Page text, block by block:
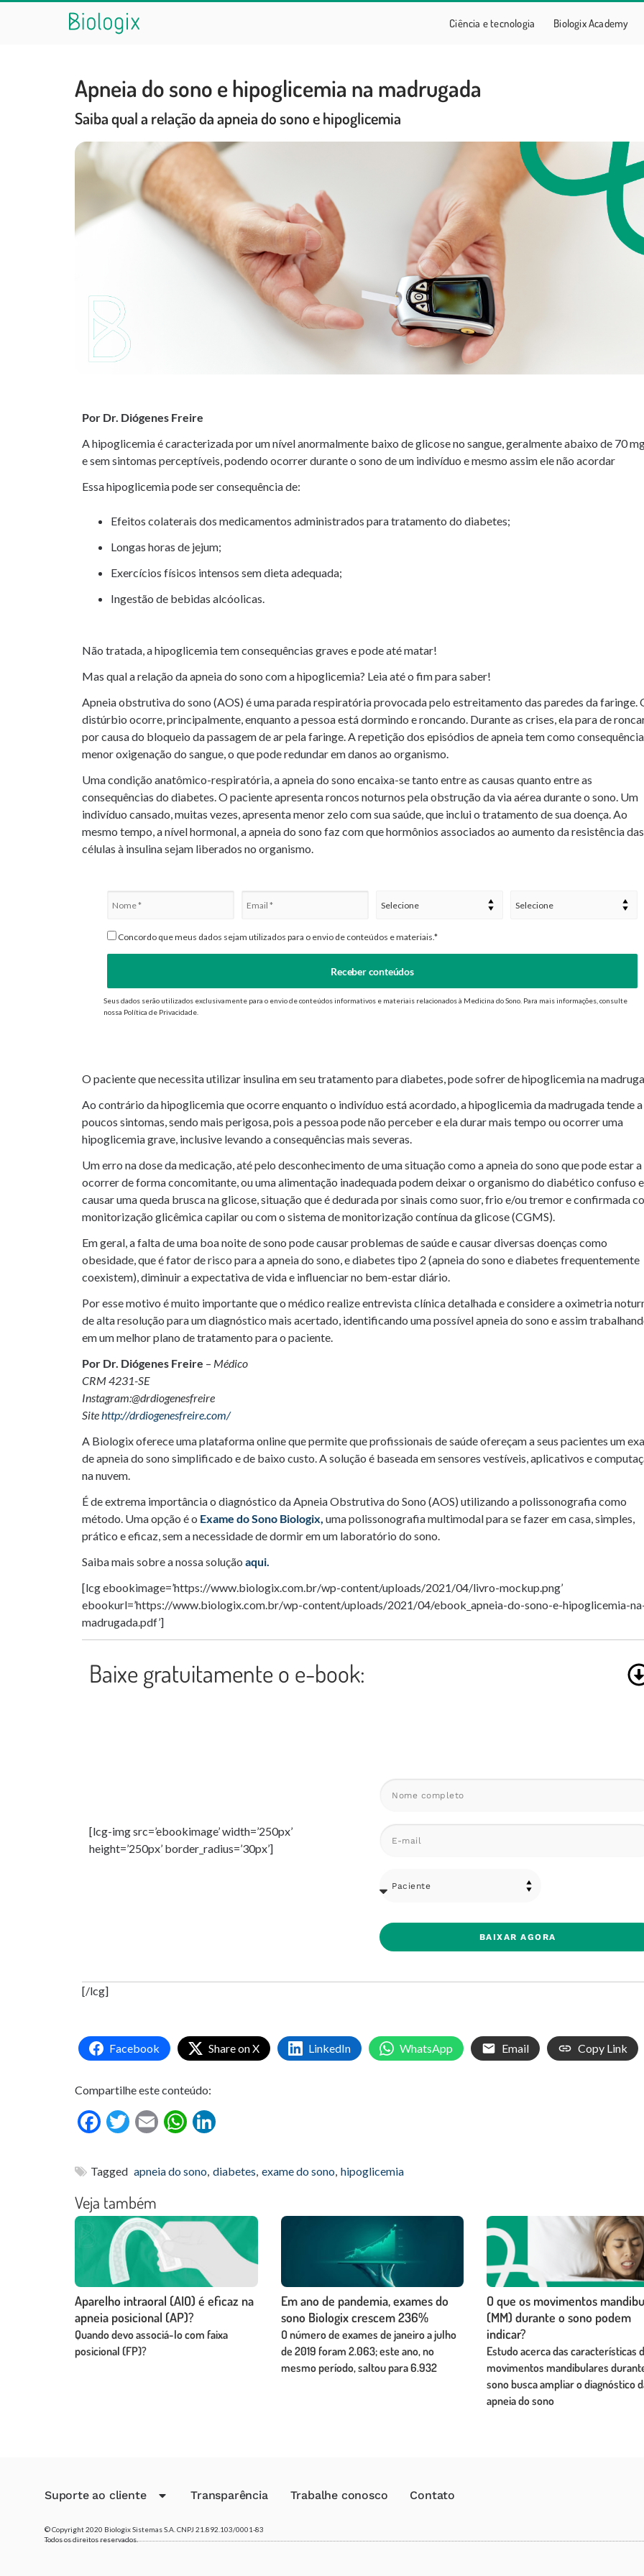
Ciência e tecnologia Biologix Academy
Apneia do sono e hipoglicemia na madrugada
Saiba qual a relação da apneia do sono e hipoglicemia
Por Dr. Diógenes Freire
A hipoglicemia é caracterizada por um nível anormalmente baixo de glicose no sangue, geralmente abaixo de 70
e sem sintomas perceptíveis, podendo ocorrer durante o sono de um indivíduo e mesmo assim ele não acordar
Essa hipoglicemia pode ser consequência de:
Efeitos colaterais dos medicamentos administrados para tratamento do diabetes;
Longas horas de jejum;
Exercícios físicos intensos sem dieta adequada;
Ingestão de bebidas alcóolicas.
Não tratada, a hipoglicemia tem consequências graves e pode até matar!
Mas qual a relação da apneia do sono com a hipoglicemia? Leia até o fim para saber!
Apneia obstrutiva do sono (AOS) é uma parada respiratória provocada pelo estreitamento das paredes da faringe.
distúrbio ocorre, principalmente, enquanto a pessoa está dormindo e roncando. Durante as crises, ela para de
por causa do bloqueio da passagem de ar pela faringe. A repetição dos episódios de apneia tem como
menor oxigenação do sangue, o que pode redundar em danos ao organismo.
Uma condição anatômico-respiratória, a apneia do sono encaixa-se tanto entre as causas quanto entre as
consequências do diabetes. O paciente apresenta roncos noturnos pela obstrução da via aérea durante o sono. Um
indivíduo cansado, muitas vezes, apresenta menor zelo com sua saúde, que inclui o tratamento de sua doença. Ao
mesmo tempo, a nível hormonal, a apneia do sono faz com que hormônios associados ao aumento da resistência das
células à insulina sejam liberados no organismo.
Concordo que meus dados sejam utilizados para o envio de conteúdos e materiais.*
Receber conteúdos
Seus dados serão utilizados exclusivamente para o envio de conteúdos informativos e materiais relacionados à Medicina do Sono. Para mais informações, consulte
nossa Política de Privacidade.
O paciente que necessita utilizar insulina em seu tratamento para diabetes, pode sofrer de hipoglicemia na
Ao contrário da hipoglicemia que ocorre enquanto o indivíduo está acordado, a hipoglicemia da madrugada tende
poucos sintomas, sendo mais perigosa, pois a pessoa pode não perceber e ela durar mais tempo ou ocorrer uma
hipoglicemia grave, inclusive levando a consequências mais severas.
Um erro na dose da medicação, até pelo desconhecimento de uma situação como a apneia do sono que pode estar a
ocorrer de forma concomitante, ou uma alimentação inadequada podem deixar o organismo do diabético confuso e
causar uma queda brusca na glicose, situação que é dedurada por sinais como suor, frio e/ou tremor e confirmada
monitorização glicêmica capilar ou com o sistema de monitorização contínua da glicose (CGMS).
Em geral, a falta de uma boa noite de sono pode causar problemas de saúde e causar diversas doenças como
obesidade, que é fator de risco para a apneia do sono, e diabetes tipo 2 (apneia do sono e diabetes frequentemente
coexistem), diminuir a expectativa de vida e influenciar no bem-estar diário.
Por esse motivo é muito importante que o médico realize entrevista clínica detalhada e considere a oximetria
de alta resolução para um diagnóstico mais acertado, identificando uma possível apneia do sono e assim
em um melhor plano de tratamento para o paciente.
Por Dr. Diógenes Freire – Médico
CRM 4231-SE
Instagram:@drdiogenesfreire
Sitehttp://drdiogenesfreire.com/
A Biologix oferece uma plataforma online que permite que profissionais de saúde ofereçam a seus pacientes um
de apneia do sono simplificado e de baixo custo. A solução é baseada em sensores vestíveis, aplicativos e
na nuvem.
É de extrema importância o diagnóstico da Apneia Obstrutiva do Sono (AOS) utilizando a polissonografia como
método. Uma opção é o Exame do Sono Biologix, uma polissonografia multimodal para se fazer em casa, simples,
prático e eficaz, sem a necessidade de dormir em um laboratório do sono.
Saiba mais sobre a nossa solução aqui.
[lcg ebookimage=’https://www.biologix.com.br/wp-content/uploads/2021/04/livro-mockup.png’
ebookurl=’https://www.biologix.com.br/wp-content/uploads/2021/04/ebook_apneia-do-sono-e-hipoglicemia-
madrugada.pdf’]
Baixe gratuitamente o e-book:
[lcg-img src=’ebookimage’ width=’250px’
height=’250px’ border_radius=’30px’]
BAIXAR AGORA
[/lcg]
Facebook Share on X LinkedIn WhatsApp Email Copy Link
Compartilhe este conteúdo:
Facebook
Twitter
EmailWhatsApp
Tagged apneia do sono, diabetes, exame do sono, hipoglicemia
Veja também
Aparelho intraoral (AIO) é eficaz na
apneia posicional (AP)?
Quando devo associá-lo com faixa
posicional (FP)?
Em ano de pandemia, exames do
sono Biologix crescem 236%
O número de exames de janeiro a julho
de 2019 foram 2.063; este ano, no
mesmo período, saltou para 6.932
O que os movimentos
(MM) durante o sono podem
indicar?
Estudo acerca das características
movimentos mandibulares
sono busca ampliar o diagnóstico
apneia do sono
Suporte ao cliente Transparência Trabalhe conosco Contato
© Copyright 2020 Biologix Sistemas S.A. CNPJ 21.892.103/0001-83
Todos os direitos reservados.